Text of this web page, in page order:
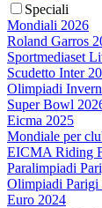
Speciali
Mondiali 2026
Roland Garros
Sportmediaset
Scudetto Inter
Olimpiadi
Super Bowl
Eicma 2025
Mondiale per
EICMA Riding
Paralimpiadi
Olimpiadi Parigi
Euro 2024